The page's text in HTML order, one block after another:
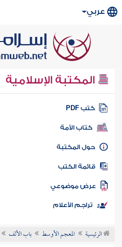
عربي
المكتبة الإسلامية
كتب PDF
كتاب الأمة
المكتبة
الكتب
موضوعي
تراجم الأعلام
الرئيسية المعجم الأوسط باب الألف